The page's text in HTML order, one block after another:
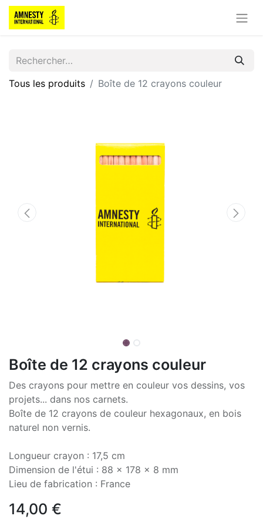
Tous les produits Boîte de 12 crayons couleur
Boîte de 12 crayons couleur
Des crayons pour mettre en couleur vos dessins, vos
projets... dans nos carnets.
Boîte de 12 crayons de couleur hexagonaux, en bois
naturel non vernis.
Longueur crayon : 17,5 cm
Dimension de l'étui : 88 x 178 x 8 mm
Lieu de fabrication : France
14,00 €